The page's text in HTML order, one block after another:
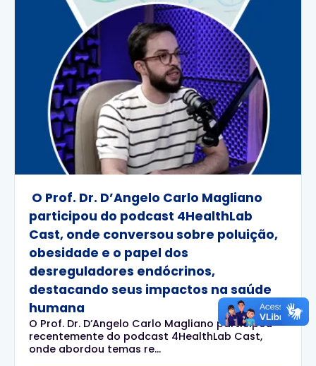
O Prof. Dr. D’Angelo Carlo Magliano
participou do podcast 4HealthLab
Cast, onde conversou sobre poluição,
obesidade e o papel dos
desreguladores endócrinos,
destacando seus impactos na saúde
humana
O Prof. Dr. D’Angelo Carlo Magliano participou
recentemente do podcast 4HealthLab Cast,
onde abordou temas re...